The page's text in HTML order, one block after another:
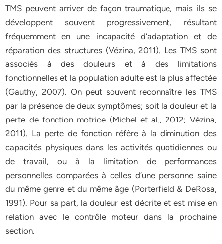
TMS peuvent arriver de façon traumatique, mais ils se
développent souvent progressivement, résultant
fréquemment en une incapacité d’adaptation et de
réparation des structures (Vézina, 2011). Les TMS sont
associés à des douleurs et à des limitations
fonctionnelles et la population adulte est la plus affectée
(Gauthy, 2007). On peut souvent reconnaître les TMS
par la présence de deux symptômes; soit la douleur et la
perte de fonction motrice (Michel et al., 2012; Vézina,
2011). La perte de fonction réfère à la diminution des
capacités physiques dans les activités quotidiennes ou
de travail, ou à la limitation de performances
personnelles comparées à celles d’une personne saine
du même genre et du même âge (Porterfield & DeRosa,
1991). Pour sa part, la douleur est décrite et est mise en
relation avec le contrôle moteur dans la prochaine
section.